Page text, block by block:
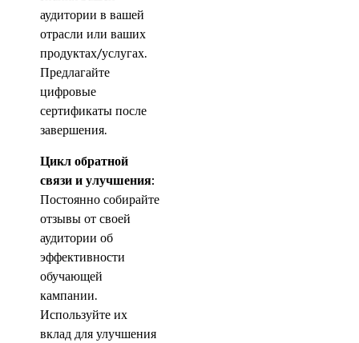
аудитории в вашей
отрасли или ваших
продуктах/услугах.
Предлагайте
цифровые
сертификаты после
завершения.
Цикл обратной
связи и улучшения:
Постоянно собирайте
отзывы от своей
аудитории об
эффективности
обучающей
кампании.
Используйте их
вклад для улучшения